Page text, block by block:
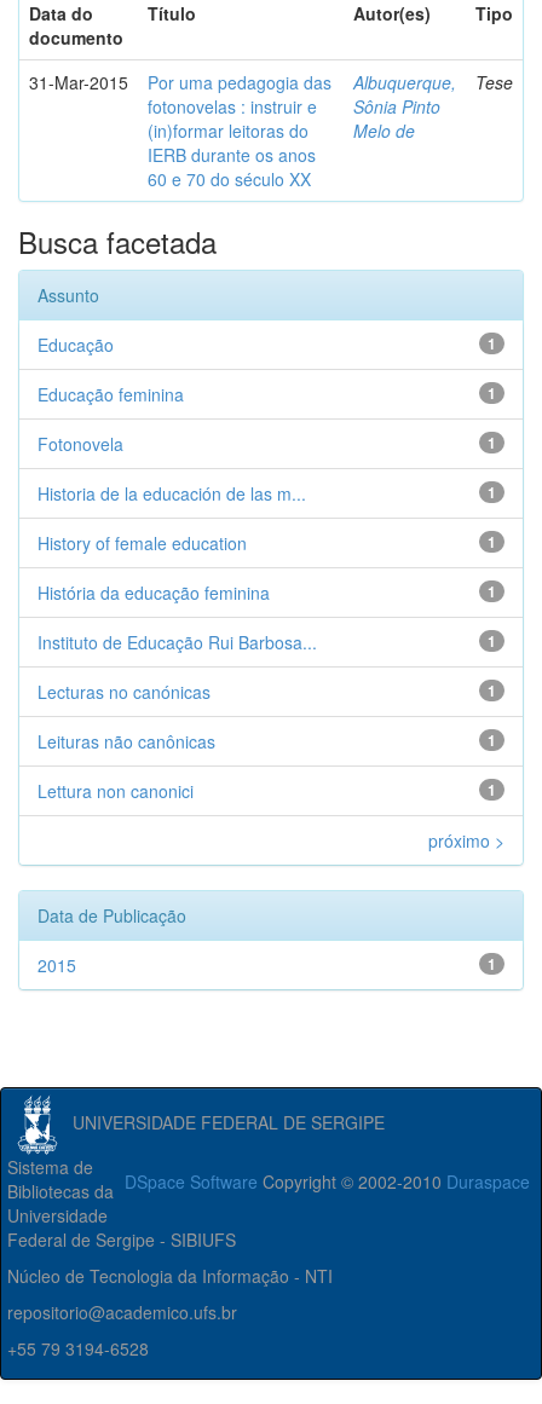
Data do
documento
Título Autor(es) Tipo
31-Mar-2015
Por uma pedagogia das
fotonovelas : instruir e
(in)formar leitoras do
IERB durante os anos
60 e 70 do século XX
Albuquerque,
Sônia Pinto
Melo de
Tese
Busca facetada
Assunto
1
Educação
1
Educação feminina
1
Fotonovela
1
Historia de la educación de las m...
1
History of female education
1
História da educação feminina
1
Instituto de Educação Rui Barbosa...
1
Lecturas no canónicas
1
Leituras não canônicas
1
Lettura non canonici
próximo >
Data de Publicação
1
2015
UNIVERSIDADE FEDERAL DE SERGIPE
DSpace Software Copyright © 2002-2010 Duraspace
Sistema de
Bibliotecas da
Universidade
Federal de Sergipe - SIBIUFS
Núcleo de Tecnologia da Informação - NTI
repositorio@academico.ufs.br
+55 79 3194-6528